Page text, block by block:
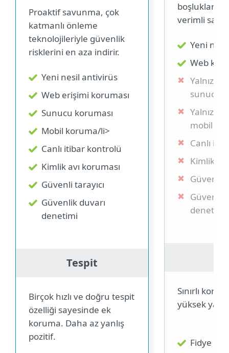
Proaktif savunma, çok
katmanlı önleme
teknolojileriyle güvenlik
risklerini en aza indirir.
Yeni nesil antivirüs
Web erişimi koruması
Sunucu koruması
Mobil koruma/li>
Canlı itibar kontrolü
Kimlik avı koruması
Güvenli tarayıcı
Güvenlik duvarı
denetimi
Tespit
Birçok hızlı ve doğru tespit
özelliği sayesinde ek
koruma. Daha az yanlış
pozitif.
boşluklar
verimli
Yeni
Web
Yalnızca
sunucu
Yalnızca
mobil
Canlı
Kimlik
Güvenli
Güvenlik
denetimi
Sınırlı
yüksek
Fidye